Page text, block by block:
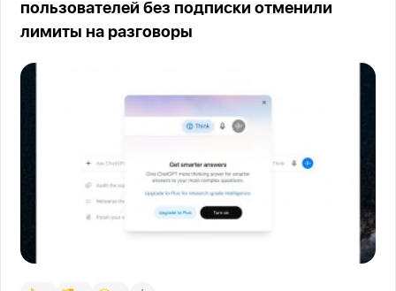
пользователей без подписки отменили
лимиты на разговоры